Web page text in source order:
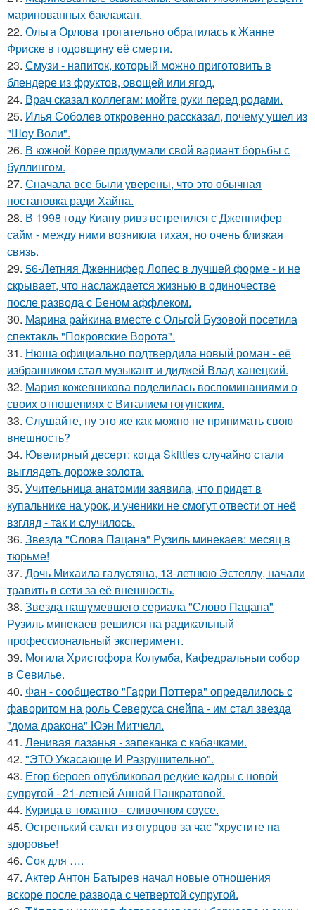
маринованных баклажан.
22. Ольга Орлова трогательно обратилась к Жанне
Фриске в годовщину её смерти.
23. Смузи - напиток, который можно приготовить в
блендере из фруктов, овощей или ягод.
24. Врач сказал коллегам: мойте руки перед родами.
25. Илья Соболев откровенно рассказал, почему ушел из
"Шоу Воли".
26. В южной Корее придумали свой вариант борьбы с
буллингом.
27. Сначала все были уверены, что это обычная
постановка ради Хайпа.
28. В 1998 году Киану ривз встретился с Дженнифер
сайм - между ними возникла тихая, но очень близкая
связь.
29. 56-Летняя Дженнифер Лопес в лучшей форме - и не
скрывает, что наслаждается жизнью в одиночестве
после развода с Беном аффлеком.
30. Марина райкина вместе с Ольгой Бузовой посетила
спектакль "Покровские Ворота".
31. Нюша официально подтвердила новый роман - её
избранником стал музыкант и диджей Влад ханецкий.
32. Мария кожевникова поделилась воспоминаниями о
своих отношениях с Виталием гогунским.
33. Слушайте, ну это же как можно не принимать свою
внешность?
34. Ювелирный десерт: когда Skittles случайно стали
выглядеть дороже золота.
35. Учительница анатомии заявила, что придет в
купальнике на урок, и ученики не смогут отвести от неё
взгляд - так и случилось.
36. Звезда "Слова Пацана" Рузиль минекаев: месяц в
тюрьме!
37. Дочь Михаила галустяна, 13-летнюю Эстеллу, начали
травить в сети за её внешность.
38. Звезда нашумевшего сериала "Слово Пацана"
Рузиль минекаев решился на радикальный
профессиональный эксперимент.
39. Могила Христофора Колумба, Кафедральныи собор
в Севилье.
40. Фан - сообщество "Гарри Поттера" определилось с
фаворитом на роль Северуса снейпа - им стал звезда
"дома дракона" Юэн Митчелл.
41. Ленивая лазанья - запеканка с кабачками.
42. "ЭТО Ужасающе И Разрушительно".
43. Егор бероев опубликовал редкие кадры с новой
супругой - 21-летней Анной Панкратовой.
44. Курица в томатно - сливочном соусе.
45. Остренький салат из огурцов за час "хрустите нa
здоровье!
46. Сок для ….
47. Актер Антон Батырев начал новые отношения
вскоре после развода с четвертой супругой.